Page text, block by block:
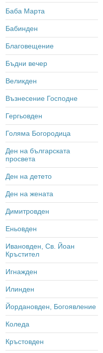
Баба Марта
Бабинден
Благовещение
Бъдни вечер
Великден
Възнесение Господне
Гергьовден
Голяма Богородица
Ден на българската
просвета
Ден на детето
Ден на жената
Димитровден
Еньовден
Ивановден, Св. Йоан
Кръстител
Игнажден
Илинден
Йордановден, Богоявление
Коледа
Кръстовден